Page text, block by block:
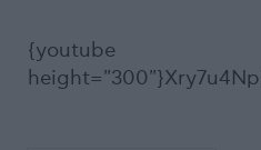
{youtube